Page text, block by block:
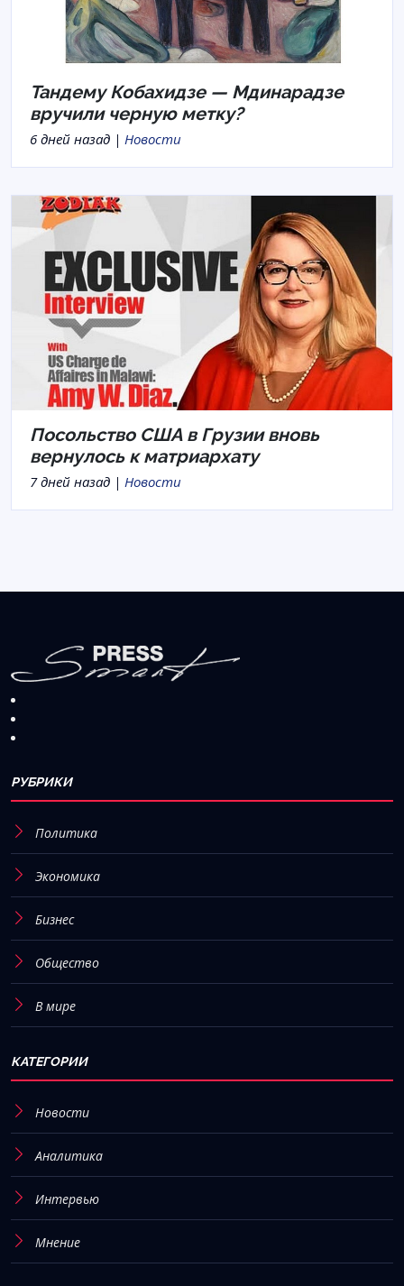
Тандему Кобахидзе — Мдинарадзе
вручили черную метку?
6 дней назад | Новости
Посольство США в Грузии вновь
вернулось к матриархату
7 дней назад | Новости
РУБРИКИ
Политика
Экономика
Бизнес
Общество
В мире
КАТЕГОРИИ
Новости
Аналитика
Интервью
Мнение